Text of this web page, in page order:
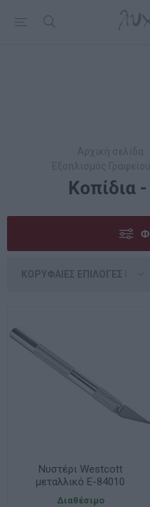
Κοπίδια
Nυστέρι Westcott
μεταλλικό E-84010
Διαθέσιμο